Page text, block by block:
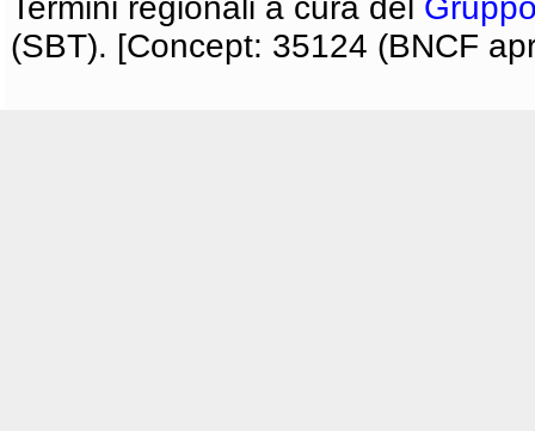
Termini regionali a cura del
(SBT). [Concept: 35124 (BNCF